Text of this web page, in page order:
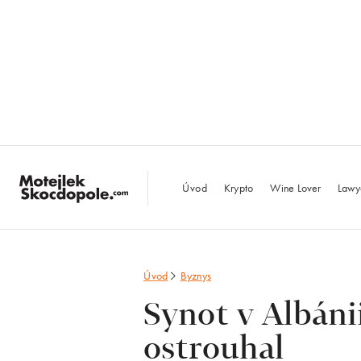
Úvod Krypto Wine Lover
Úvod Byznys
Synot v
ostrouhal